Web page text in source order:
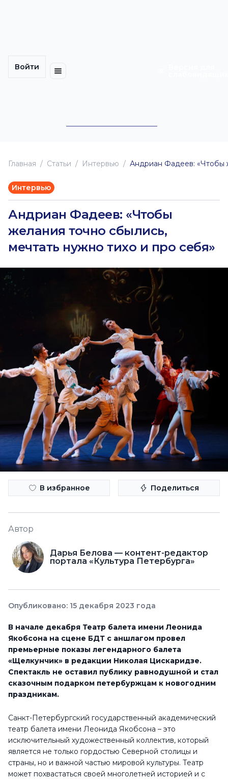
Войти
Главная Статьи Интервью Андриан Фадеев: «Чтобы
Интервью
Андриан Фадеев: «Чтобы
желания точно сбылись,
мечтать нужно тихо и про себя»
В избранное Поделиться
Автор
Дарья Белова — контент-редактор
портала «Культура Петербурга»
Опубликовано: 15 декабря 2023 года
В начале декабря Театр балета имени Леонида
Якобсона на сцене БДТ с аншлагом провел
премьерные показы легендарного балета
«Щелкунчик» в редакции Николая Цискаридзе.
Спектакль не оставил публику равнодушной и стал
сказочным подарком петербуржцам к новогодним
праздникам.
Санкт-Петербургский государственный академический
театр балета имени Леонида Якобсона – это
исключительный художественный коллектив, который
является не только гордостью Северной столицы и
страны, но и важной частью мировой культуры. Театр
может похвастаться своей многолетней историей и с